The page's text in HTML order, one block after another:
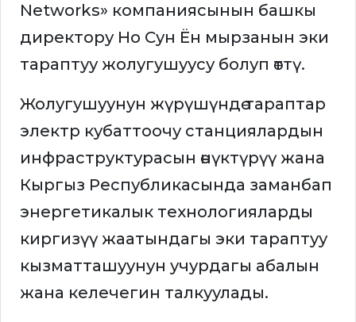
Networks» компаниясынын башкы
директору Но Cун Ён мырзанын эки
тараптуу жолугушуусу болуп өттү.
Жолугушуунун жүрүшүндө тараптар
электр кубаттоочу станциялардын
инфраструктурасын өнүктүрүү жана
Кыргыз Республикасында заманбап
энергетикалык технологияларды
киргизүү жаатындагы эки тараптуу
кызматташуунун учурдагы абалын
жана келечегин талкуулады.